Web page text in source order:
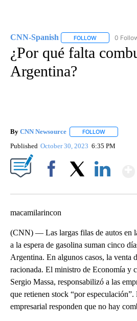
CNN-Spanish FOLLOW FOLLOW
0
¿Por qué falta
Argentina?
By CNN Newsource FOLLOW
Published October 30, 2023 6:35 PM
macamilarincon
(CNN) –– Las largas filas de autos en
a la espera de gasolina suman cinco
Argentina. En algunos casos, la venta
racionada. El ministro de Economía y
Sergio Massa, responsabilizó a las
que retienen stock “por especulación”.
empresarial responden que no hay